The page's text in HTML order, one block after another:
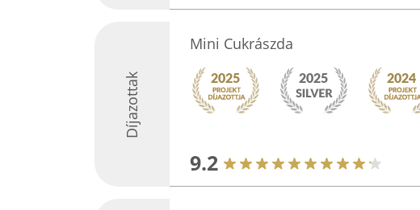
Díjazottak
Mini Cukrászda
9.2